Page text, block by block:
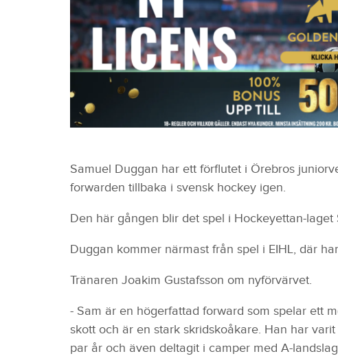
Samuel Duggan har ett förflutet i Örebros
forwarden tillbaka i svensk hockey igen.
Den här gången blir det spel i Hockeyettan-laget
Duggan kommer närmast från spel i EIHL, där
Tränaren Joakim Gustafsson om nyförvärvet.
- Sam är en högerfattad forward som spelar ett
skott och är en stark skridskoåkare. Han har
par år och även deltagit i camper med A-